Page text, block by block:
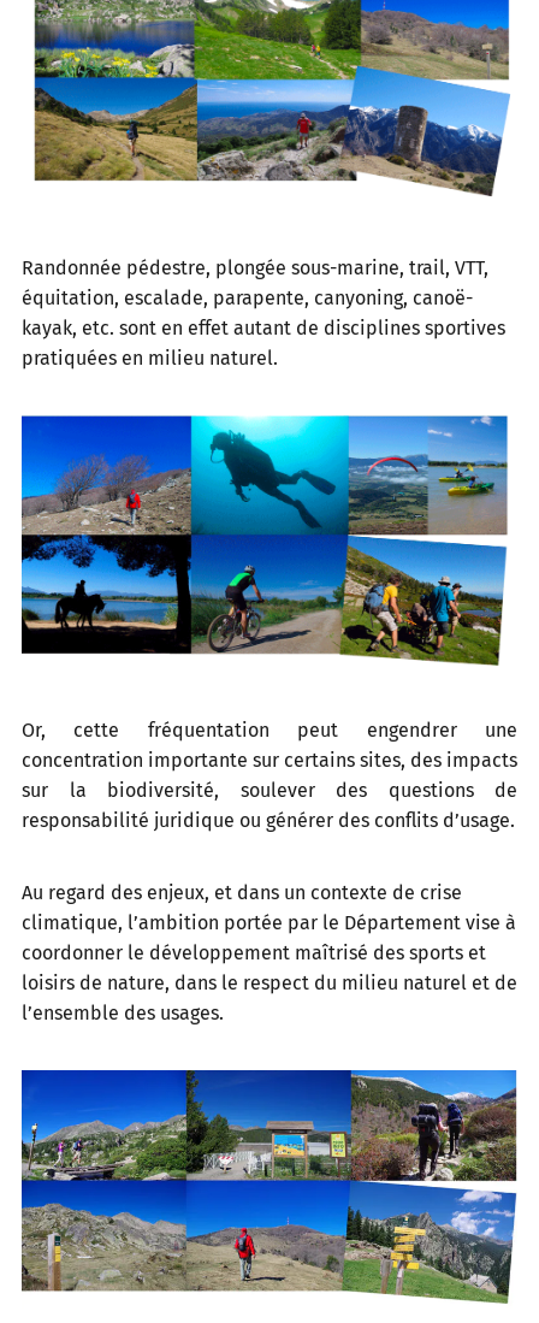
Randonnée pédestre, plongée sous-marine, trail, VTT,
équitation, escalade, parapente, canyoning, canoë-
kayak, etc. sont en effet autant de disciplines sportives
pratiquées en milieu naturel.
Or, cette fréquentation peut engendrer une
concentration importante sur certains sites, des impacts
sur la biodiversité, soulever des questions de
responsabilité juridique ou générer des conflits d’usage.
Au regard des enjeux, et dans un contexte de crise
climatique, l’ambition portée par le Département vise à
coordonner le développement maîtrisé des sports et
loisirs de nature, dans le respect du milieu naturel et de
l’ensemble des usages.